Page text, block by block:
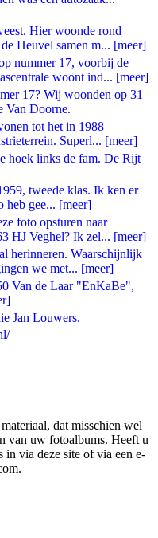
Hier woonde rond
Heuvel samen m... [meer]
nummer 17, voorbij de
woont ind... [meer]
17? Wij woonden op 31
Van Doorne.
tot het in 1988
Superl... [meer]
hoek links de fam. De Rijt
tweede klas. Ik ken er
heb gee... [meer]
foto opsturen naar
HJ Veghel? Ik zel... [meer]
herinneren. Waarschijnlijk
we met... [meer]
Van de Laar "EnKaBe",
Jan Louwers.
dat misschien wel
van uw fotoalbums. Heeft u
in via deze site of via een e-